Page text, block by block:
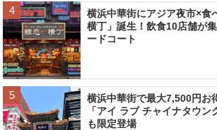
横浜中華街にアジア夜市×食
横丁」誕生！飲食10店舗が
ードコート
横浜中華街で最大7,500円お
「アイ ラブ チャイナタウン
も限定登場